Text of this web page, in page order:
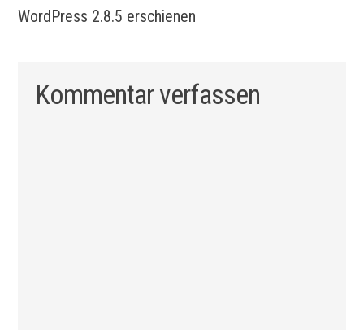
WordPress 2.8.5 erschienen
Kommentar verfassen